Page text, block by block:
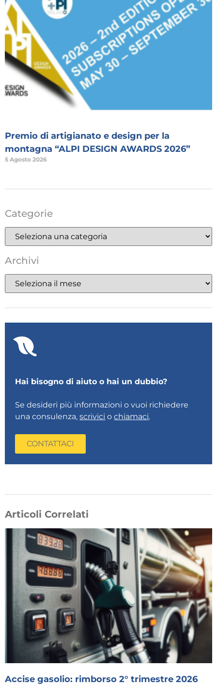
Premio di artigianato e design per la
montagna “ALPI DESIGN AWARDS 2026”
5 Agosto 2026
Categorie
Archivi
Hai bisogno di aiuto o hai un dubbio?
Se desideri più informazioni o vuoi richiedere
una consulenza,scrivici ochiamaci.
CONTATTACI
Articoli Correlati
Accise gasolio: rimborso 2° trimestre 2026